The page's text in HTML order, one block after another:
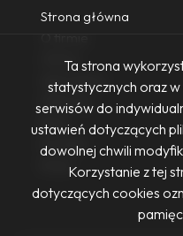
Strona główna
Oferty
Zgłoszenia
Ulubione
Blog
Kontakt
Rodo
Ta strona
statystycznych oraz
serwisów do
ustawień dotyczących
dowolnej chwili
Korzystanie z tej
dotyczących cookies